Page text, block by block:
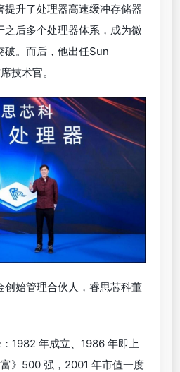
提升了处理器高速缓冲存储器
之后多个处理器体系，成为微
破。而后，他出任Sun
技术官。
创始管理合伙人，睿思芯科董
1982 年成立、1986 年即上
》500 强，2001 年市值一度